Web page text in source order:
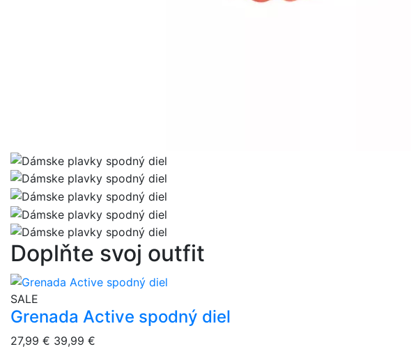
Doplňte svoj outfit
overlay bg
SALE
Grenada Active spodný diel
27,99 € 39,99 €